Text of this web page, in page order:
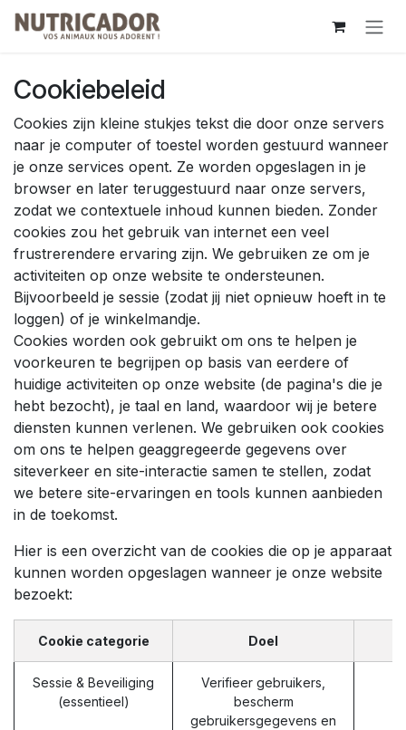
Overslaan naar inhoud
Cookiebeleid
Cookies zijn kleine stukjes tekst die door onze servers
naar je computer of toestel worden gestuurd wanneer
je onze services opent. Ze worden opgeslagen in je
browser en later teruggestuurd naar onze servers,
zodat we contextuele inhoud kunnen bieden. Zonder
cookies zou het gebruik van internet een veel
frustrerendere ervaring zijn. We gebruiken ze om je
activiteiten op onze website te ondersteunen.
Bijvoorbeeld je sessie (zodat jij niet opnieuw hoeft in te
loggen) of je winkelmandje.
Cookies worden ook gebruikt om ons te helpen je
voorkeuren te begrijpen op basis van eerdere of
huidige activiteiten op onze website (de pagina's die je
hebt bezocht), je taal en land, waardoor wij je betere
diensten kunnen verlenen. We gebruiken ook cookies
om ons te helpen geaggregeerde gegevens over
siteverkeer en site-interactie samen te stellen, zodat
we betere site-ervaringen en tools kunnen aanbieden
in de toekomst.
Hier is een overzicht van de cookies die op je apparaat
kunnen worden opgeslagen wanneer je onze website
bezoekt:
Cookie categorie Doel
Sessie & Beveiliging
(essentieel)
Verifieer gebruikers,
bescherm
gebruikersgegevens en